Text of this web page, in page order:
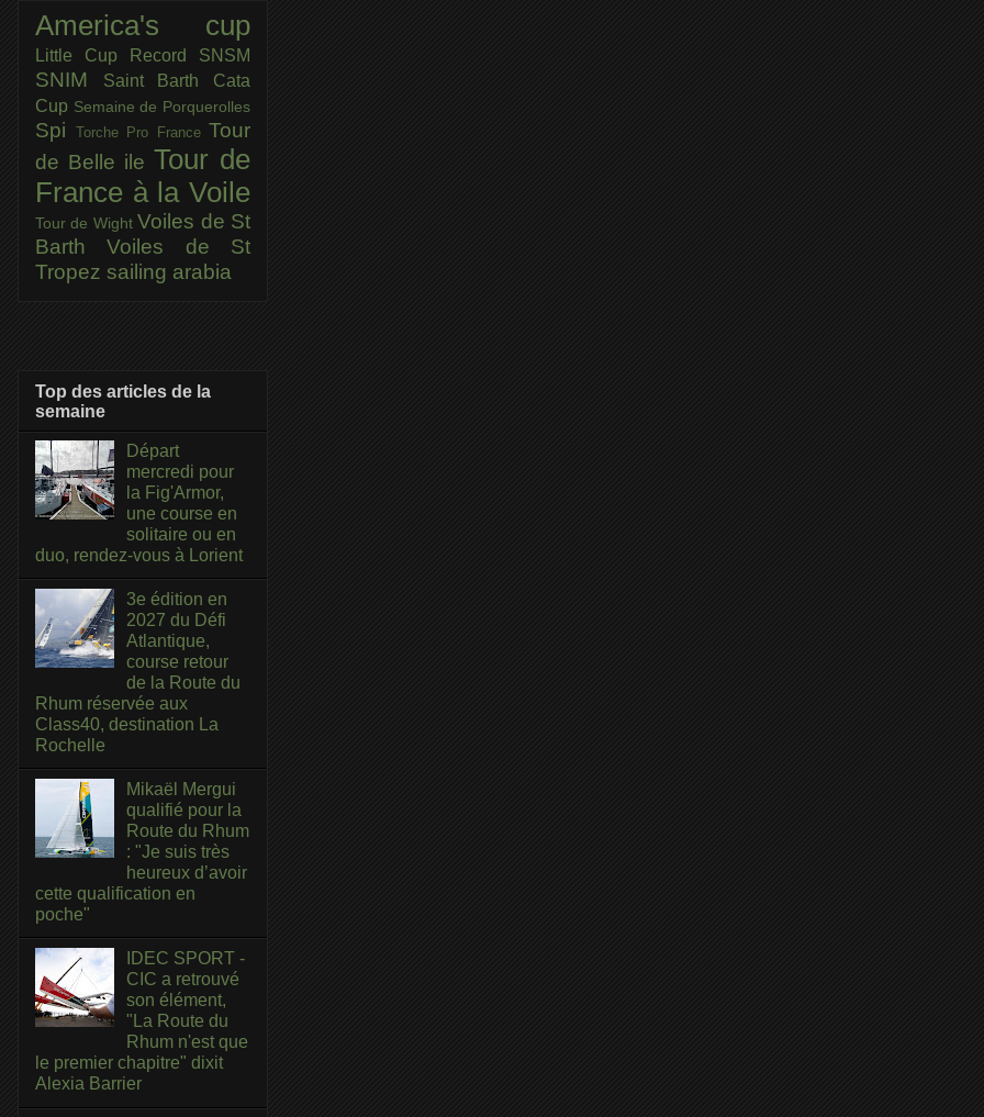
America's cup
Little Cup Record SNSM
SNIM
Saint Barth Cata
Cup Semaine de Porquerolles
Spi Torche Pro France Tour
de Belle ile Tour de
France à la Voile
Tour de Wight Voiles de St
BarthVoiles de St
Tropez sailing arabia
Top des articles de la
semaine
Départ
mercredi pour
la Fig'Armor,
une course en
solitaire ou en
duo, rendez-vous à Lorient
3e édition en
2027 du Défi
Atlantique,
course retour
de la Route du
Rhum réservée aux
Class40, destination La
Rochelle
Mikaël Mergui
qualifié pour la
Route du Rhum
: "Je suis très
heureux d’avoir
cette qualification en
poche"
IDEC SPORT -
CIC a retrouvé
son élément,
"La Route du
Rhum n'est que
le premier chapitre" dixit
Alexia Barrier